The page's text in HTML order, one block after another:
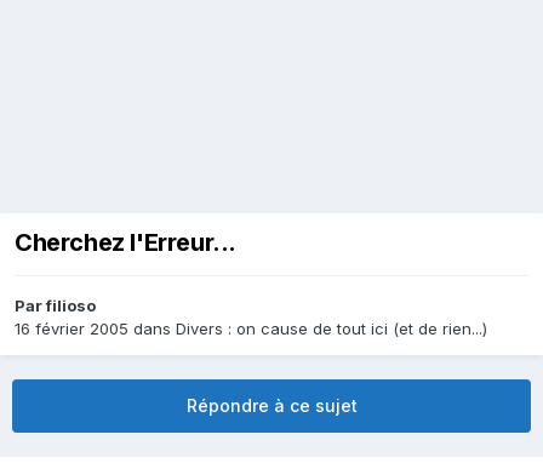
Cherchez l'Erreur...
Parfilioso
16 février 2005 dans Divers : on cause de tout ici (et de rien...)
Répondre à ce sujet